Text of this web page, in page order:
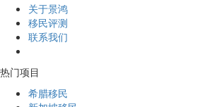
关于景鸿
移民评测
联系我们
热门项目
希腊移民